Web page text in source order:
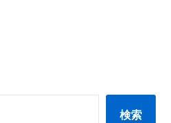
検索